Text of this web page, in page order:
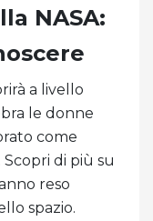
NASA:
a livello
le donne
come
di più su
reso
spazio.